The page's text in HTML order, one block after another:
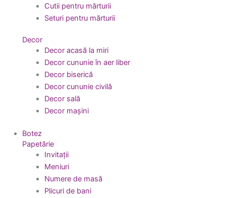
Cutii pentru mărturii
Seturi pentru mărturii
Decor
Decor acasă la miri
Decor cununie în aer liber
Decor biserică
Decor cununie civilă
Decor sală
Decor mașini
Botez
Papetărie
Invitații
Meniuri
Numere de masă
Plicuri de bani